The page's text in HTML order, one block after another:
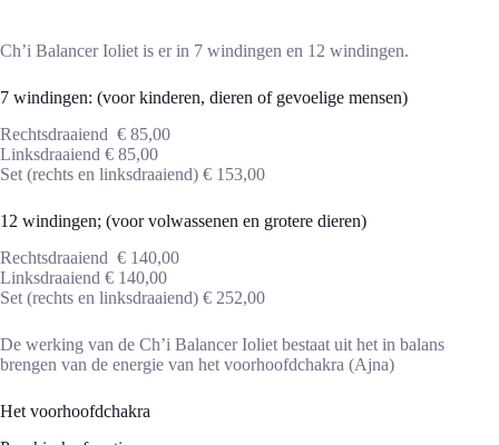
Ch’i Balancer Ioliet is er in 7 windingen en 12 windingen.
7 windingen: (voor kinderen, dieren of gevoelige mensen)
Rechtsdraaiend € 85,00
Linksdraaiend € 85,00
Set (rechts en linksdraaiend) € 153,00
12 windingen; (voor volwassenen en grotere dieren)
Rechtsdraaiend € 140,00
Linksdraaiend € 140,00
Set (rechts en linksdraaiend) € 252,00
De werking van de Ch’i Balancer Ioliet bestaat uit het in balans
brengen van de energie van het voorhoofdchakra (Ajna)
Het voorhoofdchakra